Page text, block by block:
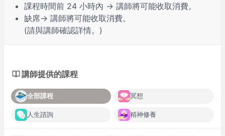
課程時間前 24 小時內 → 講師將可能收取消費。
缺席→ 講師將可能收取消費。
(請與講師確認詳情。)
講師提供的課程
全部課程 冥想
人生諮詢 精神修養